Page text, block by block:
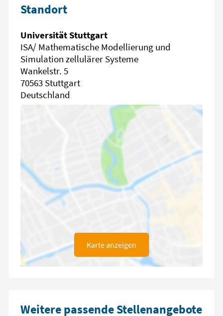
Standort
Universität Stuttgart
ISA/ Mathematische Modellierung und
Simulation zellulärer Systeme
Wankelstr. 5
70563 Stuttgart
Deutschland
Karte anzeigen
Weitere passende Stellenangebote